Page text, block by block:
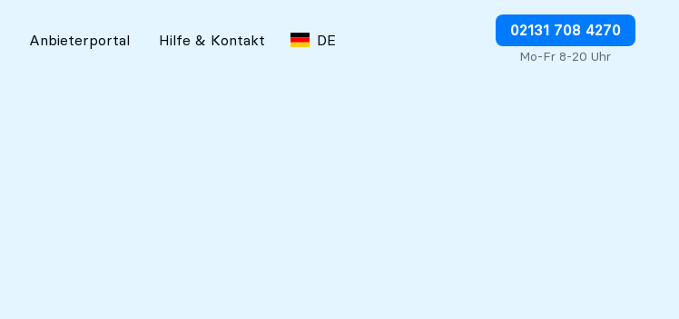
Anbieterportal Hilfe & Kontakt DE
02131 708 4270
Mo-Fr 8-20 Uhr
Abbuchungen direkt stoppen